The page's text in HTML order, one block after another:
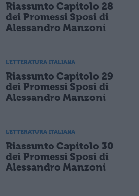
Riassunto Capitolo 28
dei Promessi Sposi di
Alessandro Manzoni
LETTERATURA ITALIANA
Riassunto Capitolo 29
dei Promessi Sposi di
Alessandro Manzoni
LETTERATURA ITALIANA
Riassunto Capitolo 30
dei Promessi Sposi di
Alessandro Manzoni